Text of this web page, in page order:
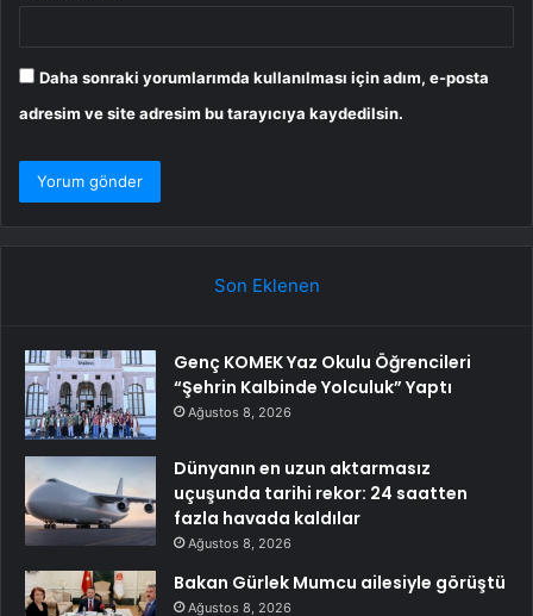
Daha sonraki yorumlarımda kullanılması için adım, e-posta
adresim ve site adresim bu tarayıcıya kaydedilsin.
Son Eklenen
Genç KOMEK Yaz Okulu Öğrencileri
“Şehrin Kalbinde Yolculuk” Yaptı
Ağustos 8, 2026
Dünyanın en uzun aktarmasız
uçuşunda tarihi rekor: 24 saatten
fazla havada kaldılar
Ağustos 8, 2026
Bakan Gürlek Mumcu ailesiyle görüştü
Ağustos 8, 2026